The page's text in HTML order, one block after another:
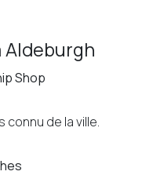
Aldeburgh
Shop
connu de la ville.